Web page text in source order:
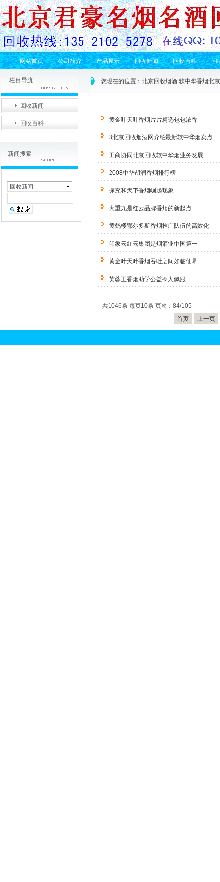
网站首页 公司简介 产品展示 回收新闻 回收百科 回
新闻搜索
回收新闻
栏目导航
回收新闻
回收百科 黄金叶天叶香烟片片精选包包浓香
3北京回收烟酒网介绍最新软中华烟卖点
工商协同北京回收软中华烟业务发展
2008中华胡润香烟排行榜
探究和天下香烟崛起现象
大重九是红云品牌香烟的新起点
黄鹤楼鄂尔多斯香烟推广队伍的高效化
印象云红云集团是烟酒业中国第一
黄金叶天叶香烟吞吐之间如临仙界
芙蓉王香烟助学公益令人佩服
共1046条 每页10条 页次：84/105
首页
上一页
您现在的位置： 北京回收烟酒 软中华香烟北